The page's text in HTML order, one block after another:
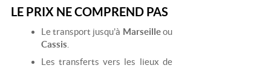
LE PRIX NE COMPREND PAS
Le transport jusqu'à Marseilleou
Cassis
Les transferts vers les lieux de